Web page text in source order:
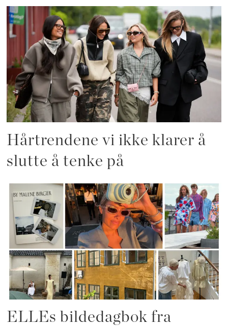
Hårtrendene vi ikke klarer å
slutte å tenke på
ELLEs bildedagbok fra